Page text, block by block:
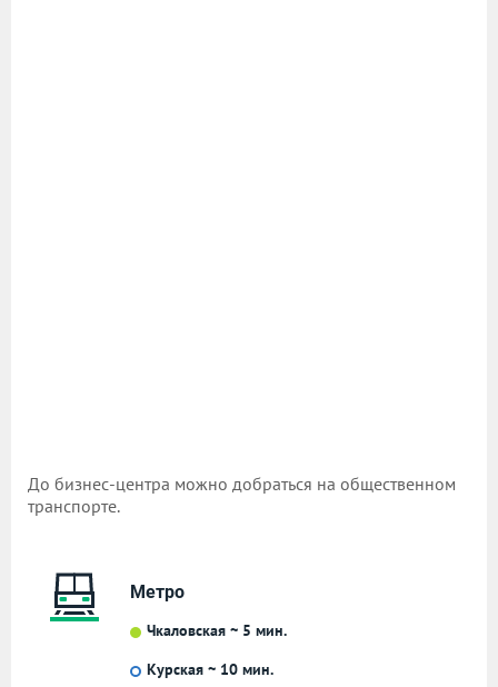
До бизнес-центра можно добраться на общественном
транспорте.
Метро
Чкаловская ~ 5 мин.
Курская ~ 10 мин.